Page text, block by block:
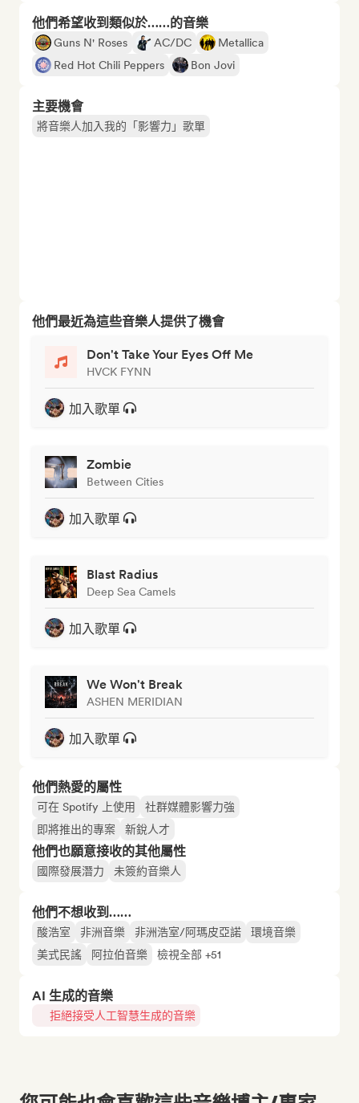
他們希望收到類似於……的音樂
Guns N' Roses AC/DC
Metallica
Red Hot Chili Peppers
Bon Jovi
主要機會
將音樂人加入我的「影響力」歌單
他們最近為這些音樂人提供了機會
Don't Take Your Eyes Off Me
HVCK FYNN
加入歌單
Zombie
Between Cities
加入歌單
Blast Radius
Deep Sea Camels
加入歌單
We Won't Break
ASHEN MERIDIAN
加入歌單
他們熱愛的屬性
可在 Spotify 上使用
社群媒體影響力強
即將推出的專案
新銳人才
他們也願意接收的其他屬性
國際發展潛力 未簽約音樂人
他們不想收到……
酸浩室 非洲音樂 非洲浩室/阿瑪皮亞諾
環境音樂
美式民謠
阿拉伯音樂 檢視全部 +51
AI 生成的音樂
拒絕接受人工智慧生成的音樂